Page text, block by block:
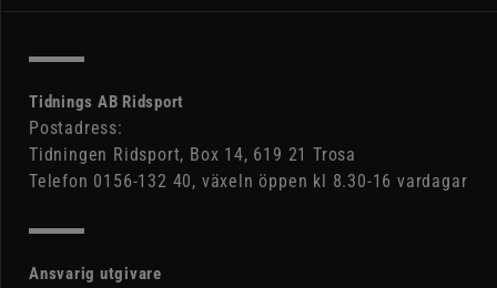
Tidnings AB Ridsport
Postadress:
Tidningen Ridsport, Box 14, 619 21 Trosa
Telefon 0156-132 40, växeln öppen kl 8.30-16 vardagar
Ansvarig utgivare